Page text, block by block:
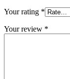
Your rating *
Your review *